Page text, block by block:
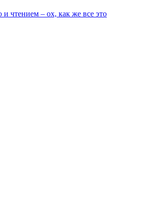
чтением – ох, как же все это